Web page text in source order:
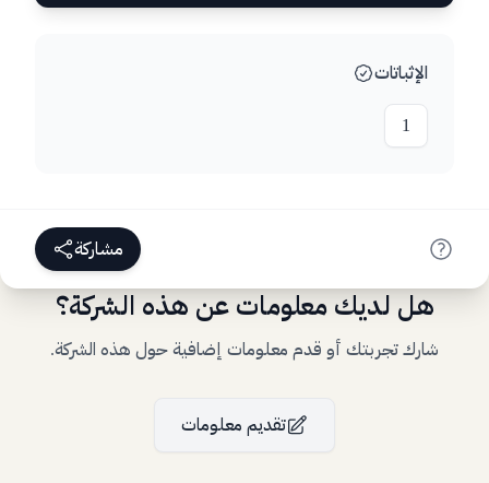
الإثباتات
1
مشاركة
هل لديك معلومات عن هذه الشركة؟
شارك تجربتك أو قدم معلومات إضافية حول هذه الشركة.
تقديم معلومات